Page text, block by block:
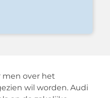
men over het
wil worden. Audi